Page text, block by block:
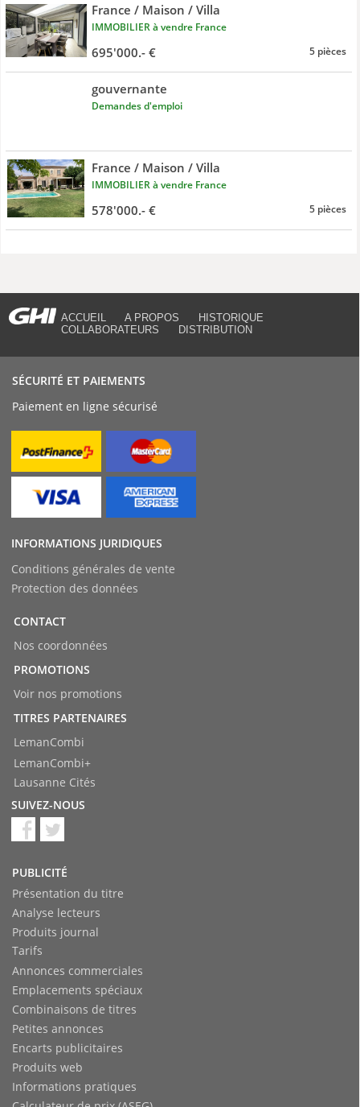
France / Maison / Villa
IMMOBILIER à vendre France
695'000.- € 5 pièces
gouvernante
Demandes d'emploi
France / Maison / Villa
IMMOBILIER à vendre France
578'000.- € 5 pièces
ACCUEIL A PROPOS
HISTORIQUE
COLLABORATEURS
DISTRIBUTION
PUBLICITÉ
Présentation du titre
Analyse lecteurs
Produits journal
Tarifs
Annonces commerciales
Emplacements spéciaux
Combinaisons de titres
Petites annonces
Encarts publicitaires
Produits web
Informations pratiques
SÉCURITÉ ET PAIEMENTS
Paiement en ligne sécurisé
INFORMATIONS JURIDIQUES
Conditions générales de vente
Protection des données
CONTACT
Nos coordonnées
PROMOTIONS
Voir nos promotions
TITRES PARTENAIRES
LemanCombi
LemanCombi+
Lausanne Cités
SUIVEZ-NOUS